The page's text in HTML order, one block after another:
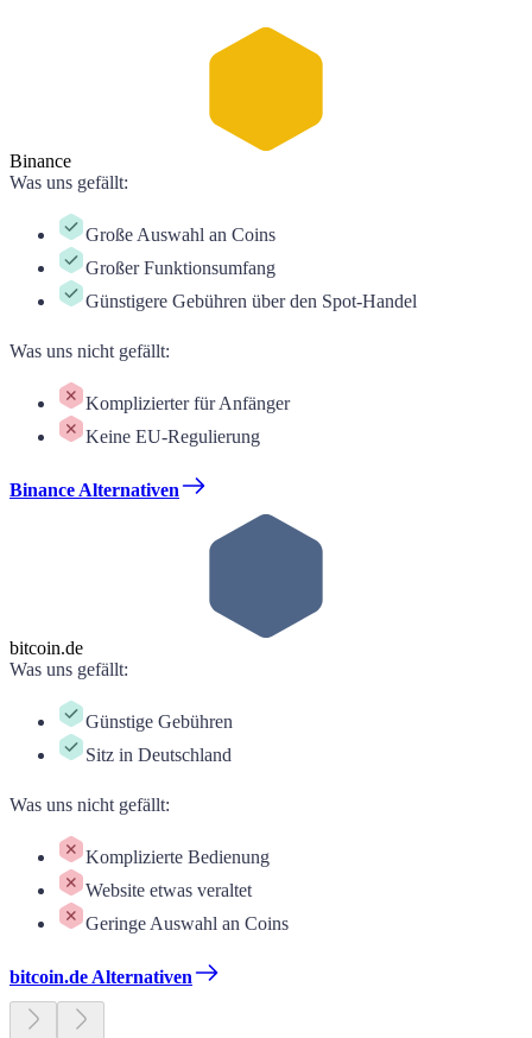
Binance
Was uns gefällt:
Große Auswahl an Coins
Großer Funktionsumfang
Günstigere Gebühren über den Spot-Handel
Was uns nicht gefällt:
Komplizierter für Anfänger
Keine EU-Regulierung
Binance Alternativen
bitcoin.de
Was uns gefällt:
Günstige Gebühren
Sitz in Deutschland
Was uns nicht gefällt:
Komplizierte Bedienung
Website etwas veraltet
Geringe Auswahl an Coins
bitcoin.de Alternativen